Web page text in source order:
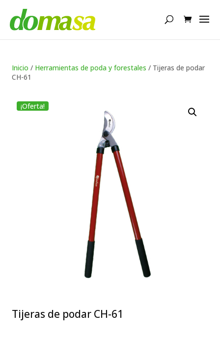
productos
Inicio / Herramientas de poda y forestales / Tijeras de podar
CH-61
¡Oferta!
Tijeras de podar CH-61